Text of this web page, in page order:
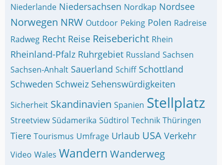
Niederlande Niedersachsen Nordkap Nordsee
Norwegen NRW Outdoor Peking Polen Radreise
Radweg Recht Reise Reisebericht Rhein
Rheinland-Pfalz Ruhrgebiet Russland Sachsen
Sachsen-Anhalt Sauerland Schiff Schottland
Schweden Schweiz Sehenswürdigkeiten
Sicherheit Skandinavien Spanien Stellplatz
Streetview Südamerika Südtirol Technik Thüringen
Tiere Tourismus Umfrage Urlaub USA Verkehr
Video Wales Wandern Wanderweg